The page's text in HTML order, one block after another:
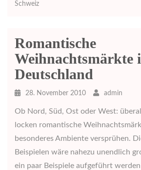
Schweiz
Romantische
Weihnachtsmärkte
Deutschland
28. November 2010 admin
Ob Nord, Süd, Ost oder West:
locken romantische
besonderes Ambiente versprühen.
Beispielen wäre nahezu unendlich
ein paar Beispiele aufgeführt